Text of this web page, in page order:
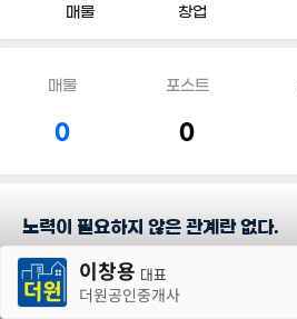
매물 창업
매물
0
포스트
0
노력이 필요하지 않은 관계란 없다.
담당지역이창용 대표
더원공인중개사